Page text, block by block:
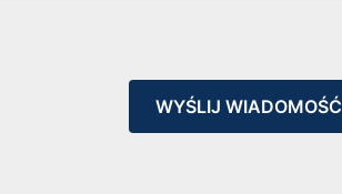
WYŚLIJ WIADOMOŚĆ